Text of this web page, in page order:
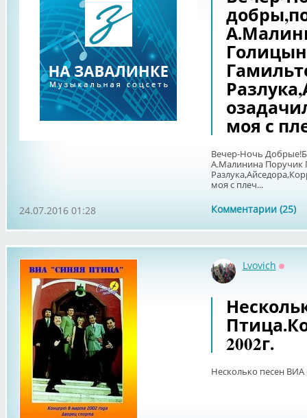
моя с
Вечер-Ночь
А.Малинина Поручик
моя с плеч...
Комментарии (25)
24.07.2016 01:28
Lvovich
2002г.
Несколько песен ВИА